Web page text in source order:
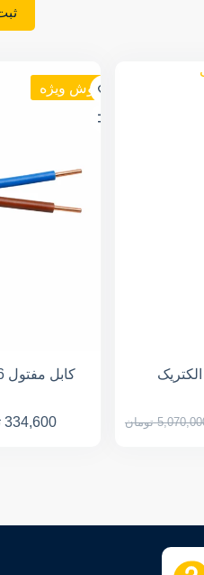
تومان
فروش ویژه
کابل مفتول NYY 2*6 پرتو الکتریک
334,600